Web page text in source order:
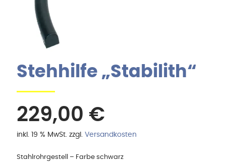
Stehhilfe „Stabilith“
229,00 €
inkl. 19 % MwSt. zzgl. Versandkosten
Stahlrohrgestell – Farbe schwarz